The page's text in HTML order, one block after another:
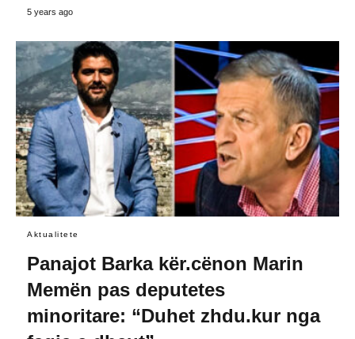
5 years ago
Aktualitete
Panajot Barka kër.cënon Marin
Memën pas deputetes
minoritare: “Duhet zhdu.kur nga